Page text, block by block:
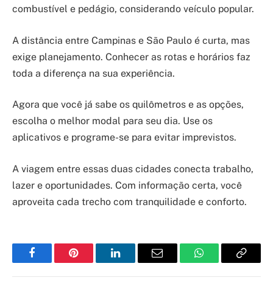
combustível e pedágio, considerando veículo popular.
A distância entre Campinas e São Paulo é curta, mas
exige planejamento. Conhecer as rotas e horários faz
toda a diferença na sua experiência.
Agora que você já sabe os quilômetros e as opções,
escolha o melhor modal para seu dia. Use os
aplicativos e programe-se para evitar imprevistos.
A viagem entre essas duas cidades conecta trabalho,
lazer e oportunidades. Com informação certa, você
aproveita cada trecho com tranquilidade e conforto.
FacebookPinterest LinkedInEmail WhatsAppCopy